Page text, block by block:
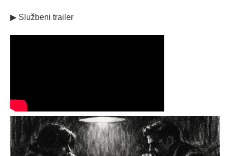
▶ Službeni trailer